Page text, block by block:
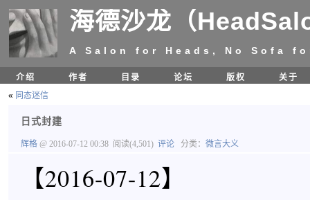
海德沙龙（
A Salon for Heads, No Sofa
介绍 作者 目录 论坛 版权
关于
« 同态迷信
日式封建
辉格 @ 2016-07-12 00:38 阅读(4,501) 评论 分类： 微言大义
【2016-07-12】